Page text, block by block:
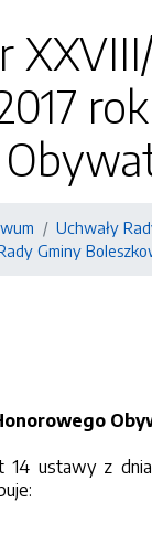
Uchwały
Gminy
ustawy z